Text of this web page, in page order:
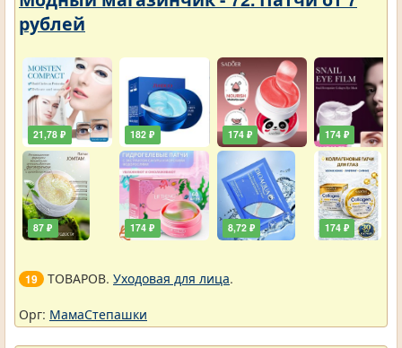
рублей
21,78 ₽
87 ₽
182 ₽
174 ₽
174 ₽
8,72 ₽
174 ₽
174 ₽
19 ТОВАРОВ. Уходовая для лица.
Орг: МамаСтепашки